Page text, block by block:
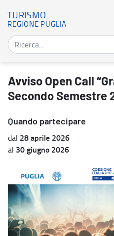
TURISMO
REGIONE PUGLIA
Avviso Open Call “Grandi Eventi
Avviso Open Call
Secondo Semestre
Quando partecipare
dal 28 aprile 2026
al 30 giugno 2026